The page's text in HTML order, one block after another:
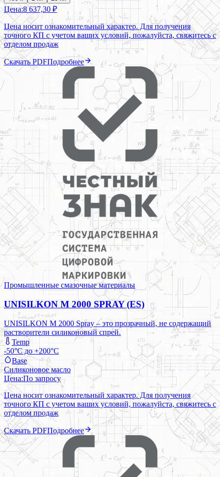
Цена:8 637,30 ₽
Цена носит ознакомительный характер. Для получения
точного КП с учетом ваших условий, пожалуйста, свяжитесь с
отделом продаж
Скачать PDFПодробнее
Промышленные смазочные материалы
UNISILKON M 2000 SPRAY (ES)
UNISILKON M 2000 Spray – это прозрачный, не содержащий
растворители силиконовый спрей.
Temp
-50°C до +200°C
Base
Силиконовое масло
Цена:По запросу
Цена носит ознакомительный характер. Для получения
точного КП с учетом ваших условий, пожалуйста, свяжитесь с
отделом продаж
Скачать PDFПодробнее